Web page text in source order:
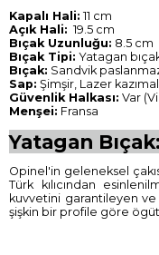
Kapalı Hali: 11 cm
Açık Hali: 19.5 cm
Bıçak Uzunluğu: 8.5 cm
Bıçak Tipi: Yatagan
Bıçak: Sandvik
Sap: Şimşir, Lazer
Güvenlik Halkası: Var
Menşei: Fransa
Yatagan Bıçak:
Opinel'in geleneksel
Türk kılıcından
kuvvetini garantileyen
şişkin bir profile göre